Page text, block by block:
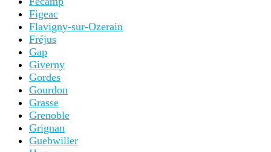
Figeac
Flavigny-sur-Ozerain
Fréjus
Gap
Giverny
Gordes
Gourdon
Grasse
Grenoble
Grignan
Guebwiller